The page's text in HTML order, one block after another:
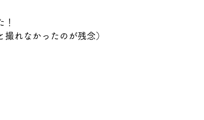
撮れなかったのが残念）